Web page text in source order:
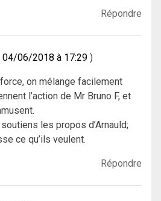
Répondre
04/06/2018 à 17:29
force, on mélange facilement
l’action de Mr Bruno F, et
les propos d’Arnauld;
ce qu’ils veulent.
Répondre